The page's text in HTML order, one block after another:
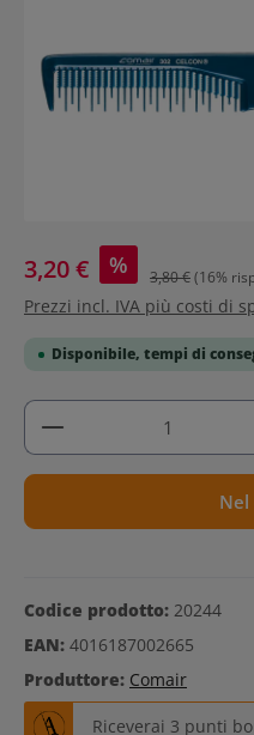
3,20 € % 3,80 €(16%
Prezzi incl. IVA più costi di
Disponibile, tempi di
Quantità del
Nel
Codice prodotto: 20244
EAN: 4016187002665
Produttore: Comair
Riceverai 3 punti